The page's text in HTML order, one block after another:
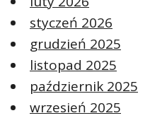
styczeń 2026
grudzień 2025
listopad 2025
październik 2025
wrzesień 2025